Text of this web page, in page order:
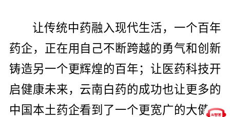
让传统中药融入现代生活，一个百年
药企，正在用自己不断跨越的勇气和创新
铸造另一个更辉煌的百年；让医药科技开
启健康未来，云南白药的成功也让更多的
中国本土药企看到了一个更宽广的大健康